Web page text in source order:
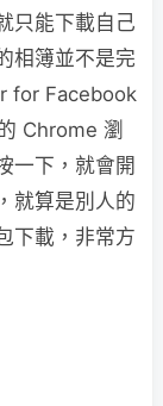
只能下載自己
相簿並不是完
for Facebook
Chrome 瀏
一下，就會開
就算是別人的
下載，非常方